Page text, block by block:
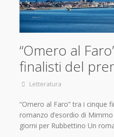
“Omero al
finalisti del
Letteratura
“Omero al Faro” tra i cinque
romanzo d’esordio di
giorni per Rubbettino Un